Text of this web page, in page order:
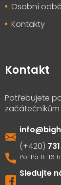
Osobní
Kontakty
Kontakt
info@
Sledujte